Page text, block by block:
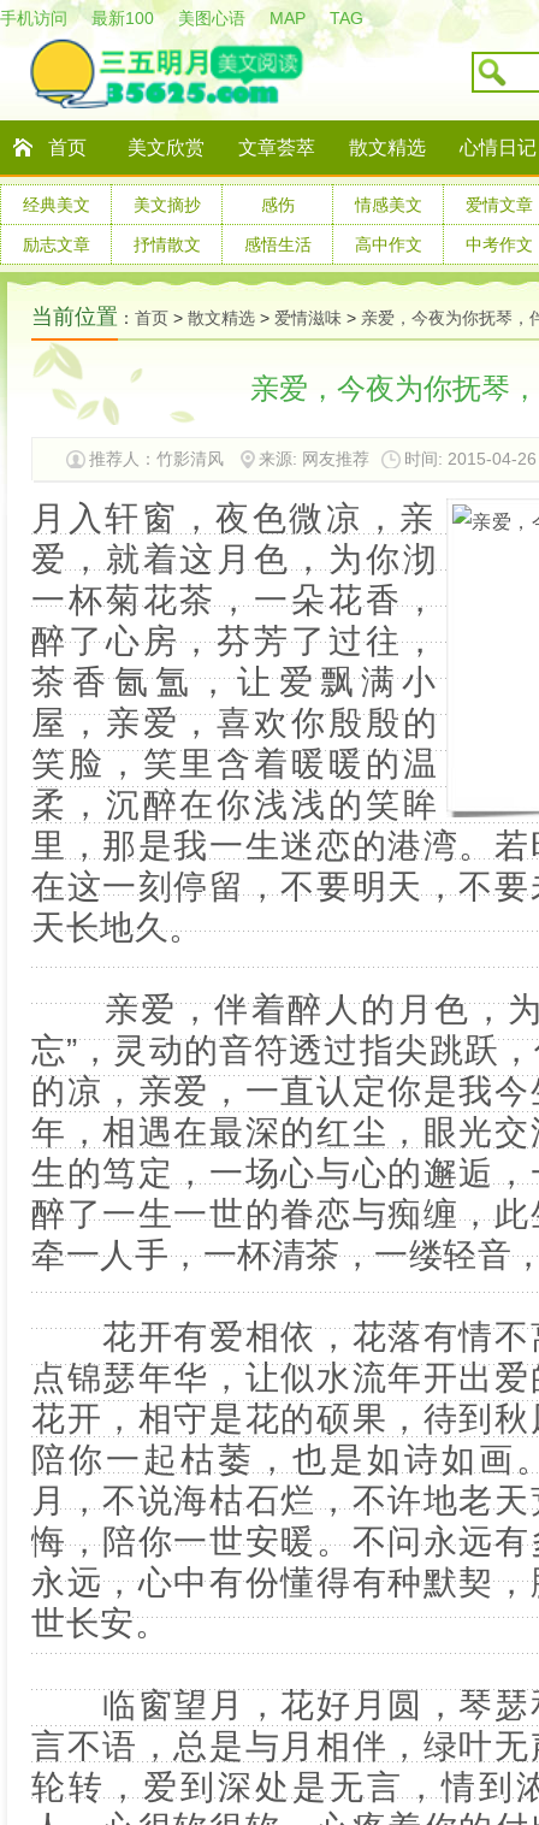
手机访问 最新100 美图心语 MAP TAG
首页 美文欣赏 文章荟萃 散文精选 心情日记
经典美文 美文摘抄 感伤 情感美文 爱情文章
励志文章 抒情散文 感悟生活 高中作文 中考作文
当前位置 ： 首页 > 散文精选 > 爱情滋味 > 亲爱，今夜为你抚琴，
亲爱，今夜为你抚琴
推荐人：竹影清风 来源: 网友推荐 时间: 2015-04-
月入轩窗，夜色微凉，亲
爱，就着这月色，为你沏
一杯菊花茶，一朵花香，
醉了心房，芬芳了过往，
茶香氤氲，让爱飘满小
屋，亲爱，喜欢你殷殷的
笑脸，笑里含着暖暖的温
柔，沉醉在你浅浅的笑眸
里，那是我一生迷恋的港湾。
在这一刻停留，不要明天，不
天长地久。
亲爱，伴着醉人的月色，为
忘”，灵动的音符透过指尖跳跃
的凉，亲爱，一直认定你是我
年，相遇在最深的红尘，眼光
生的笃定，一场心与心的邂逅
醉了一生一世的眷恋与痴缠，
牵一人手，一杯清茶，一缕轻音
花开有爱相依，花落有情不
点锦瑟年华，让似水流年开出
花开，相守是花的硕果，待到
陪你一起枯萎，也是如诗如画
月，不说海枯石烂，不许地老
悔，陪你一世安暖。不问永远
永远，心中有份懂得有种默契
世长安。
临窗望月，花好月圆，琴瑟
言不语，总是与月相伴，绿叶
轮转，爱到深处是无言，情到